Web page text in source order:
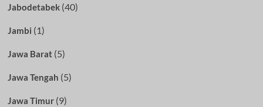
Jabodetabek(40)
Jambi (1)
Jawa Barat(5)
Jawa Tengah (5)
Jawa Timur(9)